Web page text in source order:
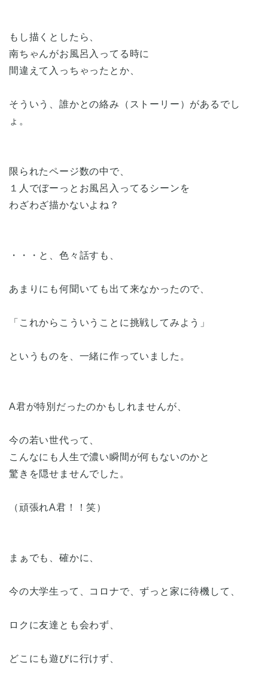
もし描くとしたら、
南ちゃんがお風呂入ってる時に
間違えて入っちゃったとか、
そういう、誰かとの絡み（ストーリー）があるでし
ょ。
限られたページ数の中で、
１人でぼーっとお風呂入ってるシーンを
わざわざ描かないよね？
・・・と、色々話すも、
あまりにも何聞いても出て来なかったので、
「これからこういうことに挑戦してみよう」
というものを、一緒に作っていました。
A君が特別だったのかもしれませんが、
今の若い世代って、
こんなにも人生で濃い瞬間が何もないのかと
驚きを隠せませんでした。
（頑張れA君！！笑）
まぁでも、確かに、
今の大学生って、コロナで、ずっと家に待機して、
ロクに友達とも会わず、
どこにも遊びに行けず、